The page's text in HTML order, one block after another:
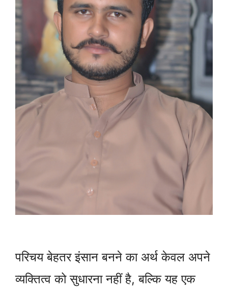
परिचय बेहतर इंसान बनने का अर्थ केवल अपने
व्यक्तित्व को सुधारना नहीं है, बल्कि यह एक